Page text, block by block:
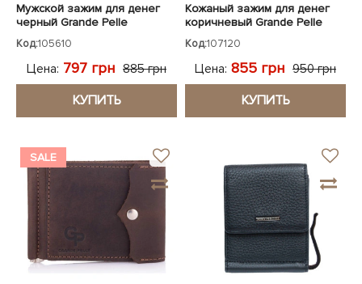
Мужской зажим для денег
черный Grande Pelle
Код:105610
Цена: 797 грн 885 грн
КУПИТЬ
Кожаный зажим для денег
коричневый Grande Pelle
Код:107120
Цена: 855 грн 950 грн
КУПИТЬ
SALE